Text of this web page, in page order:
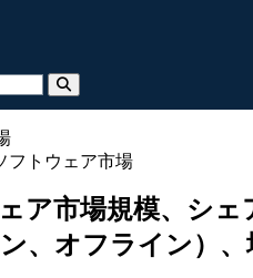
フトウェア市場
ア市場規模、シ
、オフライン）